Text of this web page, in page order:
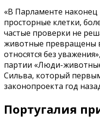
«В Парламенте наконец
просторные клетки,
частые проверки не
животные превращены
относятся без
партии «Люди-
Сильва, который
законопроекта год
Португалия